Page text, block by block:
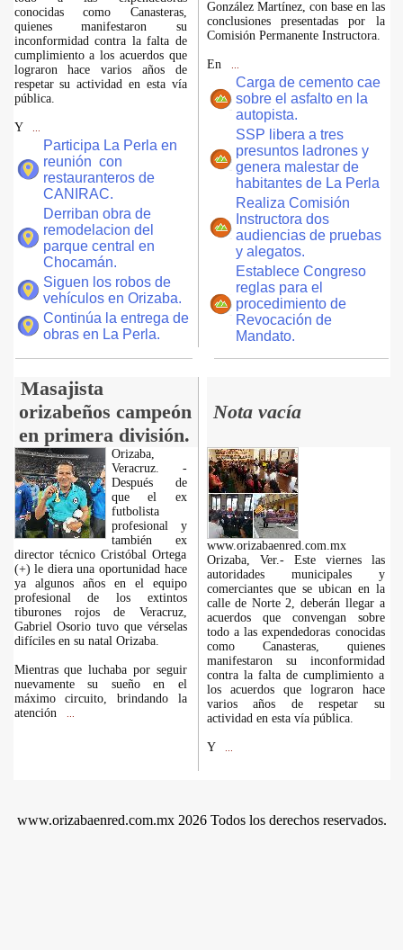
conocidas como Canasteras,
quienes manifestaron su
inconformidad contra la falta de
cumplimiento a los acuerdos que
lograron hace varios años de
respetar su actividad en esta vía
pública.
Y
Participa La Perla en
reunión con
restauranteros de
CANIRAC.
Derriban obra de
remodelacion del
parque central en
Chocamán.
Siguen los robos de
vehículos en Orizaba.
Continúa la entrega de
obras en La Perla.
González Martínez, con base en las
conclusiones presentadas por la
Comisión Permanente Instructora.
En
Carga de cemento cae
sobre el asfalto en la
autopista.
SSP libera a tres
presuntos ladrones y
genera malestar de
habitantes de La Perla
Realiza Comisión
Instructora dos
audiencias de pruebas
y alegatos.
Establece Congreso
reglas para el
procedimiento de
Revocación de
Mandato.
Masajista
orizabeños campeón
en primera división.
Nota vacía
Orizaba,
Veracruz. -
Después de
que el ex
futbolista
profesional y
también ex
director técnico Cristóbal Ortega
(+) le diera una oportunidad hace
ya algunos años en el equipo
profesional de los extintos
tiburones rojos de Veracruz,
Gabriel Osorio tuvo que vérselas
difíciles en su natal Orizaba.
Mientras que luchaba por seguir
nuevamente su sueño en el
máximo circuito, brindando la
atención
www.orizabaenred.com.mx
Orizaba, Ver.- Este viernes las
autoridades municipales y
comerciantes que se ubican en la
calle de Norte 2, deberán llegar a
acuerdos que convengan sobre
todo a las expendedoras conocidas
como Canasteras, quienes
manifestaron su inconformidad
contra la falta de cumplimiento a
los acuerdos que lograron hace
varios años de respetar su
actividad en esta vía pública.
Y
www.orizabaenred.com.mx 2026 Todos los derechos reservados.